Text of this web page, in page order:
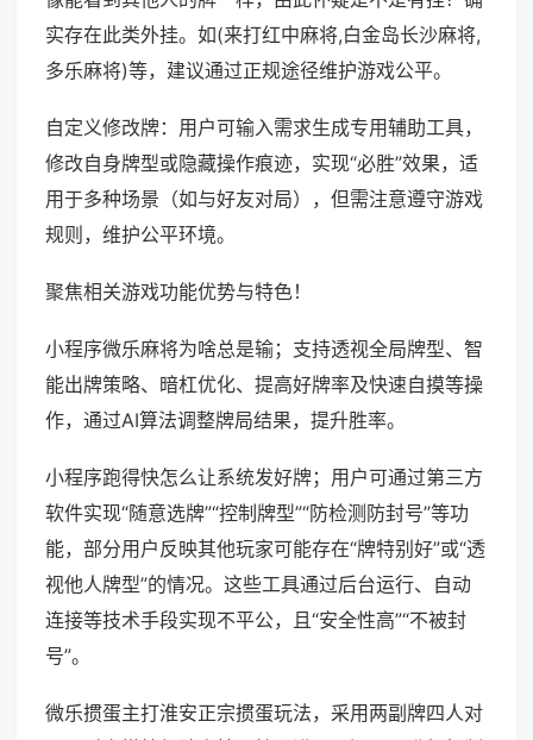
实存在此类外挂。如(来打红中麻将,白金岛长沙麻将,
多乐麻将)等，建议通过正规途径维护游戏公平。
自定义修改牌：用户可输入需求生成专用辅助工具，
修改自身牌型或隐藏操作痕迹，实现“必胜”效果，适
用于多种场景（如与好友对局），但需注意遵守游戏
规则，维护公平环境。
聚焦相关游戏功能优势与特色！
小程序微乐麻将为啥总是输；支持透视全局牌型、智
能出牌策略、暗杠优化、提高好牌率及快速自摸等操
作，通过AI算法调整牌局结果，提升胜率。
小程序跑得快怎么让系统发好牌；用户可通过第三方
软件实现“随意选牌”“控制牌型”“防检测防封号”等功
能，部分用户反映其他玩家可能存在“牌特别好”或“透
视他人牌型”的情况。这些工具通过后台运行、自动
连接等技术手段实现不平公，且“安全性高”“不被封
号”。
微乐掼蛋主打淮安正宗掼蛋玩法，采用两副牌四人对